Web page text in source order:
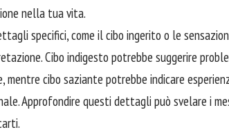
nella tua vita.
specifici, come ilcibo ingerito o le
Cibo indigesto potrebbe suggerire
mentre cibo saziante potrebbe indicare
Approfondire questi dettagli può svelare i